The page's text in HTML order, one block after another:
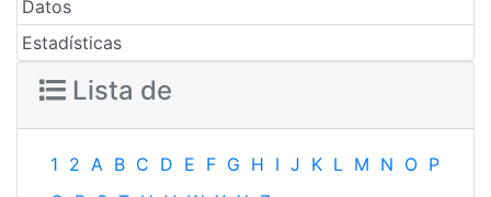
Datos
Estadísticas
Lista de
1 2 A B C D E F G H I J K L M N O P